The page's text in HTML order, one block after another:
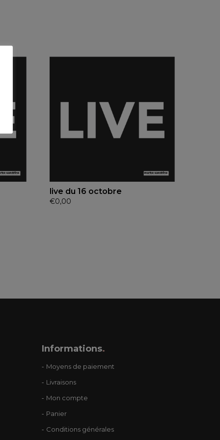
live du 16 octobre
€0,00
Informations.
Moyens de paiement
Livraisons
Mon compte
Panier
Conditions générales